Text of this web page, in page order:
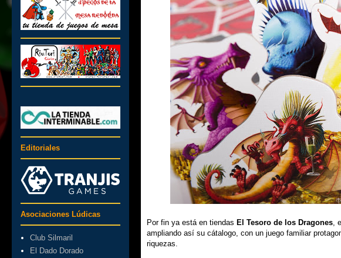
Por fin ya está en tiendas El Tesoro de los Dragones,
ampliando así su cátalogo, con un juego familiar
riquezas.
Editoriales
Asociaciones Lúdicas
Club Silmaril
El Dado Dorado